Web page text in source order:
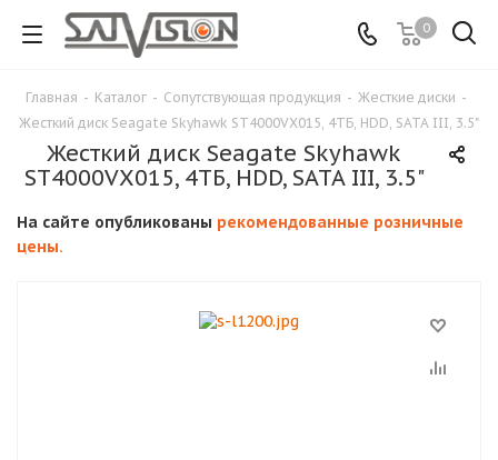
0
Главная - Каталог - Сопутствующая продукция - Жесткие диски -
Жесткий диск Seagate Skyhawk ST4000VX015, 4ТБ, HDD, SATA III, 3.5"
Жесткий диск Seagate Skyhawk
ST4000VX015, 4ТБ, HDD, SATA III, 3.5"
На сайте опубликованы рекомендованные розничные
цены.